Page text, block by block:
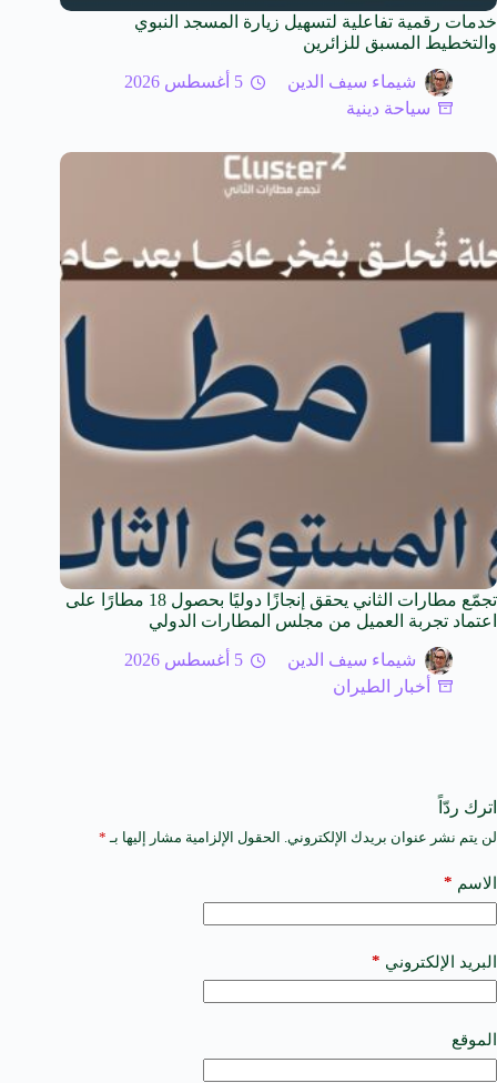
خدمات رقمية تفاعلية لتسهيل زيارة المسجد النبوي
والتخطيط المسبق للزائرين
شيماء سيف الدين
5 أغسطس 2026
سياحة دينية
تجمّع مطارات الثاني يحقق إنجازًا دوليًا بحصول 18 مطارًا على
اعتماد تجربة العميل من مجلس المطارات الدولي
شيماء سيف الدين
5 أغسطس 2026
أخبار الطيران
اترك ردّاً
لن يتم نشر عنوان بريدك الإلكتروني. الحقول الإلزامية مشار إليها بـ *
الاسم *
البريد الإلكتروني *
الموقع
A
t
e
a
t
i
e
: